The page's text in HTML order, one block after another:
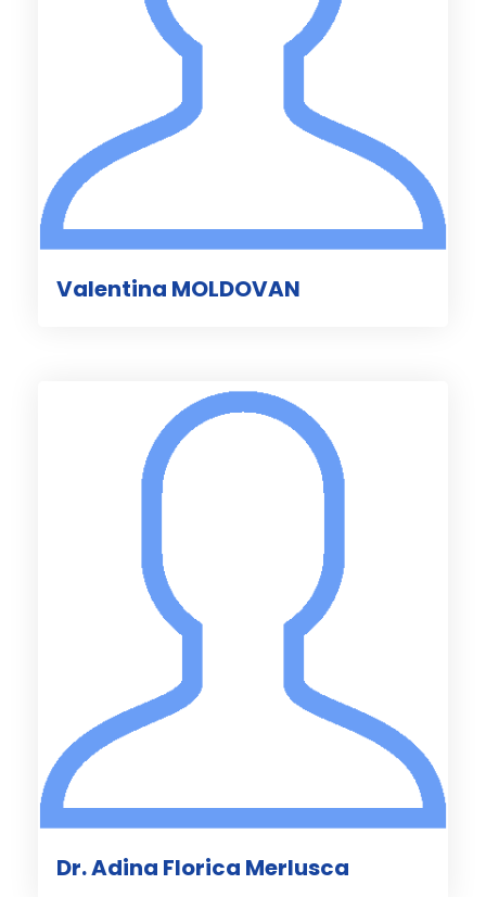
Valentina MOLDOVAN
Dr. Adina Florica Merlusca